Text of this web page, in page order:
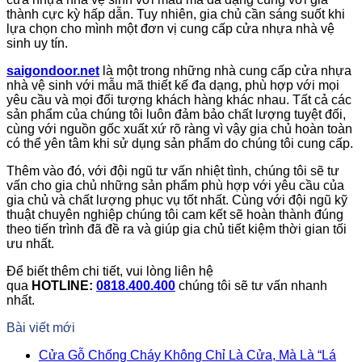
thành cực kỳ hấp dẫn. Tuy nhiên, gia chủ cần sáng suốt khi
lựa chọn cho mình một đơn vị cung cấp cửa nhựa nhà vệ
sinh uy tín.
saigondoor.netlà một trong những nhà cung cấp cửa nhựa
nhà vệ sinh với mẫu mã thiết kế đa dạng, phù hợp với mọi
yêu cầu và mọi đối tượng khách hàng khác nhau. Tất cả các
sản phẩm của chúng tôi luôn đảm bảo chất lượng tuyệt đối,
cùng với nguồn gốc xuất xứ rõ ràng vì vậy gia chủ hoàn toàn
có thể yên tâm khi sử dụng sản phẩm do chúng tôi cung cấp.
Thêm vào đó, với đội ngũ tư vấn nhiệt tình, chúng tôi sẽ tư
vấn cho gia chủ những sản phẩm phù hợp với yêu cầu của
gia chủ và chất lượng phục vụ tốt nhất. Cùng với đội ngũ kỹ
thuật chuyên nghiệp chúng tôi cam kết sẽ hoàn thành đúng
theo tiến trình đã đề ra và giúp gia chủ tiết kiệm thời gian tối
ưu nhất.
Để biết thêm chi tiết, vui lòng liên hệ
qua HOTLINE: 0818.400.400 chúng tôi sẽ tư vấn nhanh
nhất.
Bài viết mới
Cửa Gỗ Chống Cháy Không Chỉ Là Cửa, Mà Là “Lá